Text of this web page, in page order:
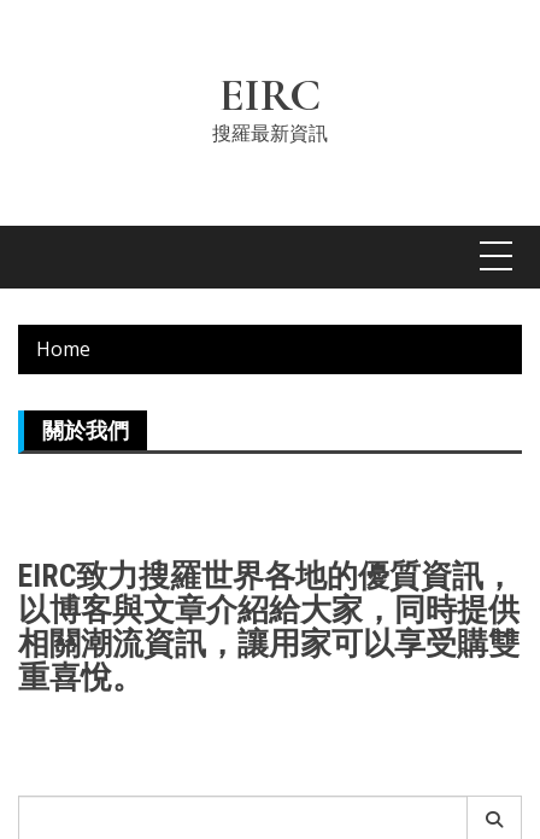
EIRC
搜羅最新資訊
Home
關於我們
EIRC致力搜羅世界各地的優質資訊，
以博客與文章介紹給大家，同時提供
相關潮流資訊，讓用家可以享受購雙
重喜悅。